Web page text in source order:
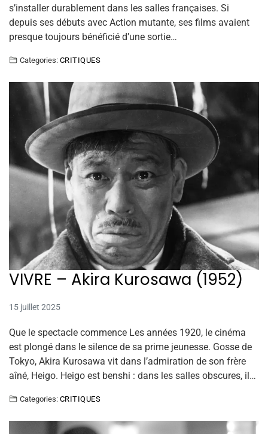
s’installer durablement dans les salles françaises. Si
depuis ses débuts avec Action mutante, ses films avaient
presque toujours bénéficié d’une sortie…
Categories: CRITIQUES
VIVRE – Akira Kurosawa (1952)
15 juillet 2025
Que le spectacle commence Les années 1920, le cinéma
est plongé dans le silence de sa prime jeunesse. Gosse de
Tokyo, Akira Kurosawa vit dans l’admiration de son frère
aîné, Heigo. Heigo est benshi : dans les salles obscures, il…
Categories: CRITIQUES